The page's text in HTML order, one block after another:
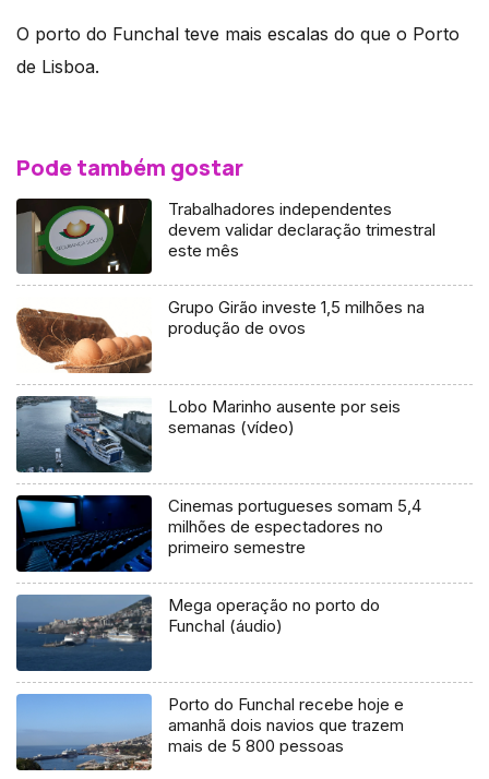
O porto do Funchal teve mais escalas do que o Porto
de Lisboa.
Pode também gostar
Trabalhadores independentes
devem validar declaração trimestral
este mês
Grupo Girão investe 1,5 milhões na
produção de ovos
Lobo Marinho ausente por seis
semanas (vídeo)
Cinemas portugueses somam 5,4
milhões de espectadores no
primeiro semestre
Mega operação no porto do
Funchal (áudio)
Porto do Funchal recebe hoje e
amanhã dois navios que trazem
mais de 5 800 pessoas